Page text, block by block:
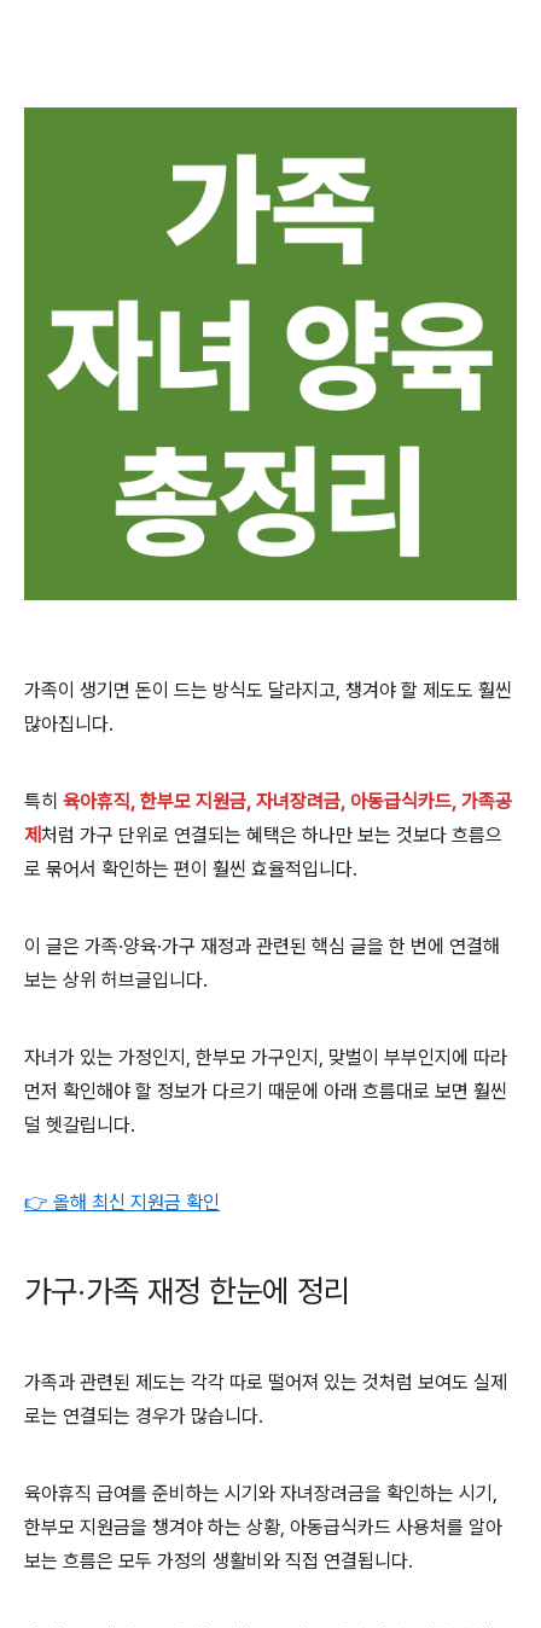
가족이 생기면 돈이 드는 방식도 달라지고, 챙겨야 할 제도도 훨씬
많아집니다.
특히 육아휴직, 한부모 지원금, 자녀장려금, 아동급식카드, 가족공
제 처럼 가구 단위로 연결되는 혜택은 하나만 보는 것보다 흐름으
로 묶어서 확인하는 편이 훨씬 효율적입니다.
이 글은 가족·양육·가구 재정과 관련된 핵심 글을 한 번에 연결해
보는 상위 허브글입니다.
자녀가 있는 가정인지, 한부모 가구인지, 맞벌이 부부인지에 따라
먼저 확인해야 할 정보가 다르기 때문에 아래 흐름대로 보면 훨씬
덜 헷갈립니다.
👉 올해 최신 지원금 확인
가구·가족 재정 한눈에 정리
가족과 관련된 제도는 각각 따로 떨어져 있는 것처럼 보여도 실제
로는 연결되는 경우가 많습니다.
육아휴직 급여를 준비하는 시기와 자녀장려금을 확인하는 시기,
한부모 지원금을 챙겨야 하는 상황, 아동급식카드 사용처를 알아
보는 흐름은 모두 가정의 생활비와 직접 연결됩니다.